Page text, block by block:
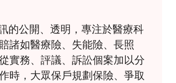
的公開、透明，專注於醫療科
諸如醫療險、失能險、長照
實務、評議、訴訟個案加以分
時，大眾保戶規劃保險、爭取